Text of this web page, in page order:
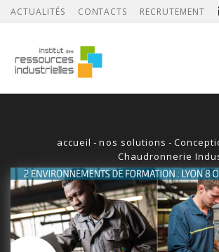
ACTUALITÉS CONTACTS RECRUTEMENT
accueil -nos solutions -
Chaudronnerie